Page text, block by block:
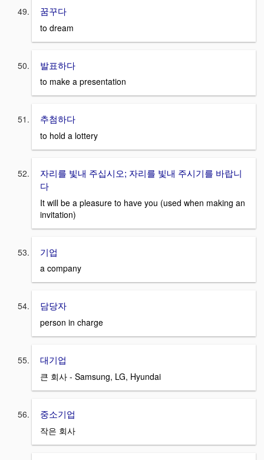
꿈꾸다
to dream
발표하다
to make a presentation
추첨하다
to hold a lottery
자리를 빛내 주십시오; 자리를 빛내 주시기를 바랍니
다
It will be a pleasure to have you (used when making an
invitation)
기업
a company
담당자
person in charge
대기업
큰 회사 - Samsung, LG, Hyundai
중소기업
작은 회사